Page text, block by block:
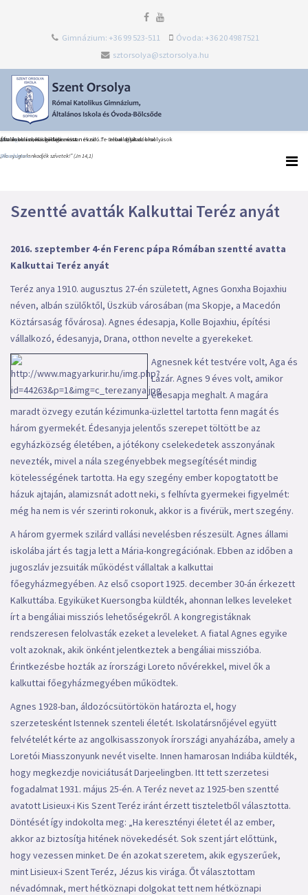
Gimnázium: +36 99 523-511
Óvoda: +36 20 498 7521
sztorsolya@sztorsolya.hu
Heti Ige
„Ne nyugtalankodjék szívetek!” (Jn 14,1)
Észak-olaszországi dolce vita
Bővebben...
Általános iskolai ballagás és tanévzáró Te Deum díjátadókkal
Bővebben...
„Én iskolám, köszönöm most neked…” – elballagtak az orsolyások
Bővebben...
Szentté avatták Kalkuttai Teréz anyát
2016. szeptember 4-én Ferenc pápa Rómában szentté avatta
Kalkuttai Teréz anyát
Teréz anya 1910. augusztus 27-én született, Agnes Gonxha Bojaxhiu
néven, albán szülőktől, Üszküb városában (ma Skopje, a Macedón
Köztársaság fővárosa). Agnes édesapja, Kolle Bojaxhiu, építési
vállalkozó, édesanyja, Drana, otthon nevelte a gyerekeket.
Agnesnek két testvére volt, Aga és
Lázár. Agnes 9 éves volt, amikor
édesapja meghalt. A magára
maradt özvegy ezután kézimunka-üzlettel tartotta fenn magát és
három gyermekét. Édesanyja jelentős szerepet töltött be az
egyházközség életében, a jótékony cselekedetek asszonyának
nevezték, mivel a nála szegényebbek megsegítését mindig
kötelességének tartotta. Ha egy szegény ember kopogtatott be
házuk ajtaján, alamizsnát adott neki, s felhívta gyermekei figyelmét:
még ha nem is vér szerinti rokonuk, akkor is a fivérük, mert szegény.
A három gyermek szilárd vallási nevelésben részesült. Agnes állami
iskolába járt és tagja lett a Mária-kongregációnak. Ebben az időben a
jugoszláv jezsuiták működést vállaltak a kalkuttai
főegyházmegyében. Az első csoport 1925. december 30-án érkezett
Kalkuttába. Egyiküket Kuersongba küldték, ahonnan lelkes leveleket
írt a bengáliai missziós lehetőségekről. A kongregistáknak
rendszeresen felolvasták ezeket a leveleket. A fiatal Agnes egyike
volt azoknak, akik önként jelentkeztek a bengáliai misszióba.
Érintkezésbe hozták az írországi Loreto nővérekkel, mivel ők a
kalkuttai főegyházmegyében működtek.
Agnes 1928-ban, áldozócsütörtökön határozta el, hogy
szerzetesként Istennek szenteli életét. Iskolatársnőjével együtt
felvételét kérte az angolkisasszonyok írországi anyaházába, amely a
Loretói Miasszonyunk nevét viselte. Innen hamarosan Indiába küldték,
hogy megkezdje noviciátusát Darjeelingben. Itt tett szerzetesi
fogadalmat 1931. május 25-én. A Teréz nevet az 1925-ben szentté
avatott Lisieux-i Kis Szent Teréz iránt érzett tiszteletből választotta.
Döntését így indokolta meg: „Ha keresztényi életet él az ember,
akkor az biztosítja hitének növekedését. Sok szent járt előttünk,
hogy vezessen minket. De én azokat szeretem, akik egyszerűek,
mint Lisieux-i Szent Teréz, Jézus kis virága. Őt választottam
névadómnak, mert hétköznapi dolgokat tett nem hétköznapi